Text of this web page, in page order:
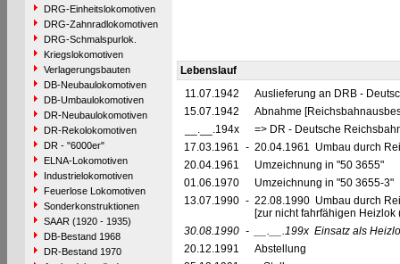
DRG-Einheitslokomotiven
DRG-Zahnradlokomotiven
DRG-Schmalspurlok.
Kriegslokomotiven
Verlagerungsbauten
DB-Neubaulokomotiven
DB-Umbaulokomotiven
DR-Neubaulokomotiven
DR-Rekolokomotiven
DR - "6000er"
ELNA-Lokomotiven
Industrielokomotiven
Feuerlose Lokomotiven
Sonderkonstruktionen
SAAR (1920 - 1935)
DB-Bestand 1968
DR-Bestand 1970
Lebenslauf
11.07.1942
Auslieferung an DRB -
15.07.1942
Abnahme
__.__.194x
=> DR - Deutsche
17.03.1961 - 20.04.1961 Umbau durch
20.04.1961
Umzeichnung in "50 3655"
01.06.1970
Umzeichnung in "50 3655-3"
13.07.1990 - 22.08.1990 Umbau durch
[zur nicht fahrfähigen
30.08.1990 - __.__.199x Einsatz als
20.12.1991
Abstellung